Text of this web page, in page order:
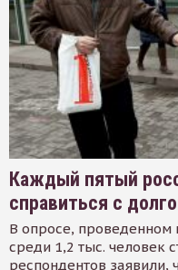
Каждый пятый
справиться с
В опросе, проведенном
среди 1,2 тыс. человек
респондентов заявили,